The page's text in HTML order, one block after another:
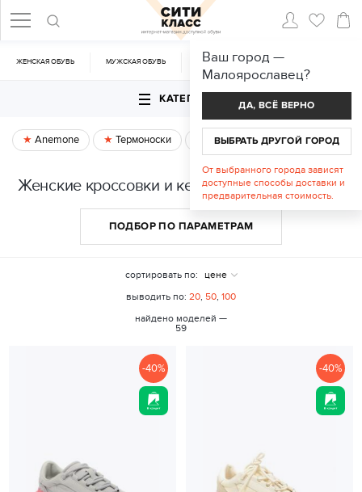
ЖЕНСКАЯ ОБУВЬ МУЖСКАЯ ОБУВЬ CУМКИ
КАТЕГОРИИ
Anemone Термоноски Спецпредложение
Женские кроссовки и кеды в Малоярославце
ПОДБОР ПО ПАРАМЕТРАМ
сортировать по:
цене
выводить по: 20, 50, 100
найдено моделей —
59
-40% -40%
Ваш город —
Малоярославец?
ДА, ВСЁ ВЕРНО
ВЫБРАТЬ ДРУГОЙ ГОРОД
От выбранного города зависят
доступные способы доставки и
предварительная стоимость.